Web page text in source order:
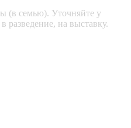
(в семью). Уточняйте у
разведение, на выставку.